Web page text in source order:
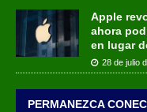
Apple
ahora
en lugar
28 de julio
PERMANEZCA